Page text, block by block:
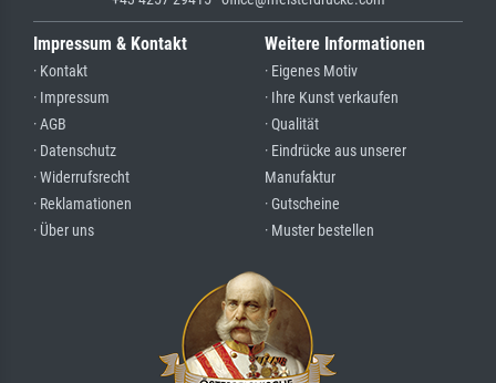
Impressum & Kontakt
· Kontakt
· Impressum
· AGB
· Datenschutz
· Widerrufsrecht
· Reklamationen
· Über uns
Weitere Informationen
· Eigenes Motiv
· Ihre Kunst verkaufen
· Qualität
· Eindrücke aus unserer
Manufaktur
· Gutscheine
· Muster bestellen